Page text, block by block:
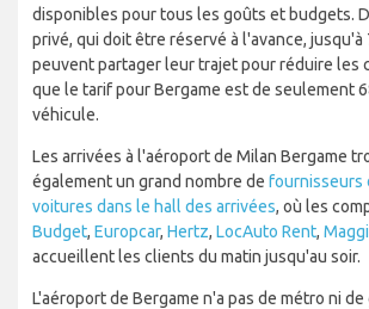
disponibles pour tous les goûts et budgets.
privé, qui doit être réservé à l'avance, jusqu'à
peuvent partager leur trajet pour réduire les
que le tarif pour Bergame est de seulement
véhicule.
Les arrivées à l'aéroport de Milan Bergame
également un grand nombre de fournisseurs
voitures dans le hall des arrivées, où les
Budget, Europcar, Hertz, LocAuto Rent,
accueillent les clients du matin jusqu'au soir.
L'aéroport de Bergame n'a pas de métro ni